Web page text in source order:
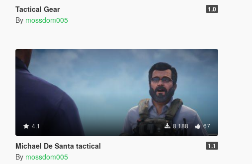
Tactical Gear 1.0
By mossdom005
4.1 8 188 67
Michael De Santa tactical 1.1
By mossdom005